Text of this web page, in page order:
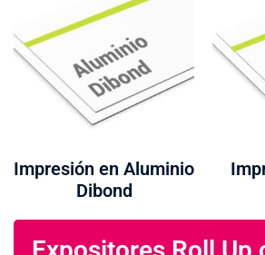
Impresión en Aluminio
Dibond